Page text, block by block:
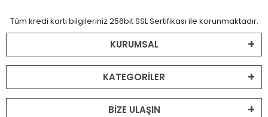
Tüm kredi kartı bilgileriniz 256bit SSL Sertifikası ile korunmaktadır.
KURUMSAL
KATEGORİLER
BİZE ULAŞIN